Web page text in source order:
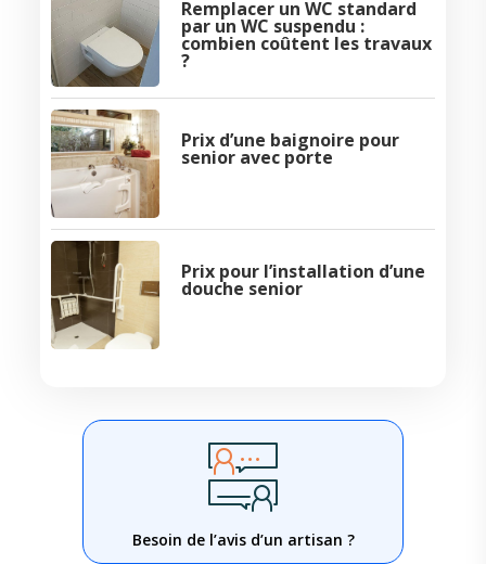
Remplacer un WC standard
par un WC suspendu :
combien coûtent les travaux
?
Prix d’une baignoire pour
senior avec porte
Prix pour l’installation d’une
douche senior
Besoin de l’avis d’un artisan ?